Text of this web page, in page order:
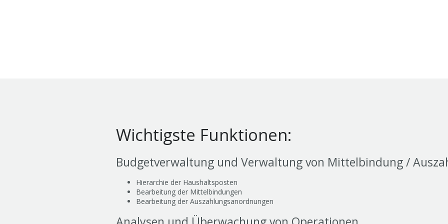
Wichtigste Funktionen:
Budgetverwaltung und Verwaltung von Mittelbindung /
Hierarchie der Haushaltsposten
Bearbeitung der Mittelbindungen
Bearbeitung der Auszahlungsanordnungen